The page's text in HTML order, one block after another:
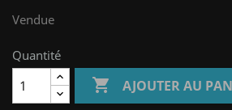
Vendue
Quantité
 AJOUTER AU